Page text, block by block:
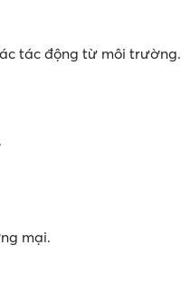
tác động từ môi trường.
mại.